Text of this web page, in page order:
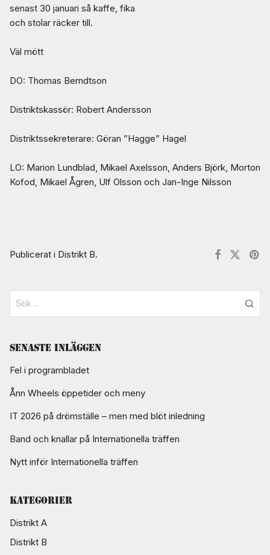
senast 30 januari så kaffe, fika
och stolar räcker till.
Väl mött
DO: Thomas Berndtson
Distriktskassör: Robert Andersson
Distriktssekreterare: Göran ”Hagge” Hagel
LO: Marion Lundblad, Mikael Axelsson, Anders Björk, Morton
Kofod, Mikael Ågren, Ulf Olsson och Jan-Inge Nilsson
Publicerat i Distrikt B.
Senaste inläggen
Fel i programbladet
Ånn Wheels öppetider och meny
IT 2026 på drömställe – men med blöt inledning
Band och knallar på Internationella träffen
Nytt inför Internationella träffen
Kategorier
Distrikt A
Distrikt B